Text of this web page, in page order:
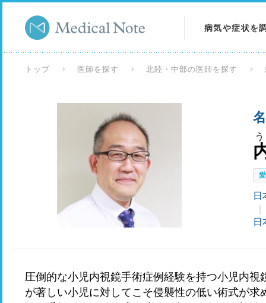
病気や症状を
検査を調べる
トップ 医師を探す 北陸・中部の医師を探す
日
日
圧倒的な小児内視鏡手術症例経験を持つ小児内
が著しい小児に対してこそ侵襲性の低い術式が